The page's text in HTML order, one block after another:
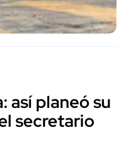
así planeó su
secretario